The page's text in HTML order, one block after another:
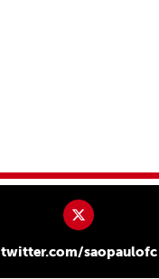
twitter.com/saopaulofc